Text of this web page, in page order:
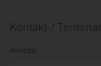
Smart Home /
Werkzeuge &
können Sie uns
erreichen.
Kontakt-/
Anrede